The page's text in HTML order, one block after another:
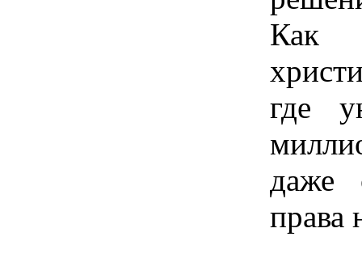
Как
где
даже
права